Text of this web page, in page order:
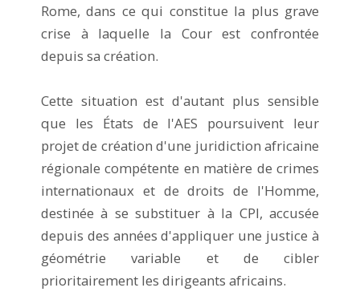
Rome, dans ce qui constitue la plus grave
crise à laquelle la Cour est confrontée
depuis sa création.
Cette situation est d'autant plus sensible
que les États de l'AES poursuivent leur
projet de création d'une juridiction africaine
régionale compétente en matière de crimes
internationaux et de droits de l'Homme,
destinée à se substituer à la CPI, accusée
depuis des années d'appliquer une justice à
géométrie variable et de cibler
prioritairement les dirigeants africains.